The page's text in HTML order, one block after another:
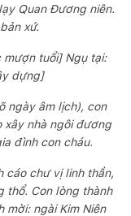
Quan Đương niên.
xứ.
mượn tuổi] Ngụ tại:
dựng]
ngày âm lịch), con
xây nhà ngôi đương
đình con cháu.
cáo chư vị linh thần,
thổ. Con lòng thành
ngài Kim Niên